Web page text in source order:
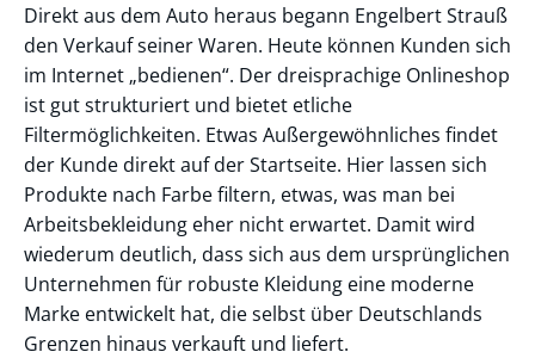
Direkt aus dem Auto heraus begann Engelbert Strauß
den Verkauf seiner Waren. Heute können Kunden sich
im Internet „bedienen“. Der dreisprachige Onlineshop
ist gut strukturiert und bietet etliche
Filtermöglichkeiten. Etwas Außergewöhnliches findet
der Kunde direkt auf der Startseite. Hier lassen sich
Produkte nach Farbe filtern, etwas, was man bei
Arbeitsbekleidung eher nicht erwartet. Damit wird
wiederum deutlich, dass sich aus dem ursprünglichen
Unternehmen für robuste Kleidung eine moderne
Marke entwickelt hat, die selbst über Deutschlands
Grenzen hinaus verkauft und liefert.